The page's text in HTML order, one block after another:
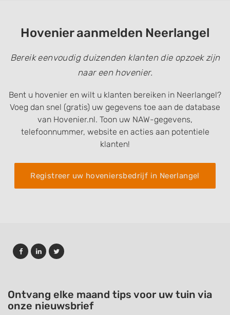
Hovenier aanmelden Neerlangel
Bereik eenvoudig duizenden klanten die opzoek zijn
naar een hovenier.
Bent u hovenier en wilt u klanten bereiken in Neerlangel?
Voeg dan snel (gratis) uw gegevens toe aan de database
van Hovenier.nl. Toon uw NAW-gegevens,
telefoonnummer, website en acties aan potentiele
klanten!
Registreer uw hoveniersbedrijf in Neerlangel
Ontvang elke maand tips voor uw tuin via
onze nieuwsbrief